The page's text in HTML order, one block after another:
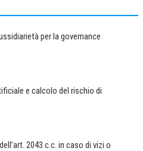
per la governance
e calcolo del rischio di
2043 c.c. in caso di vizi o